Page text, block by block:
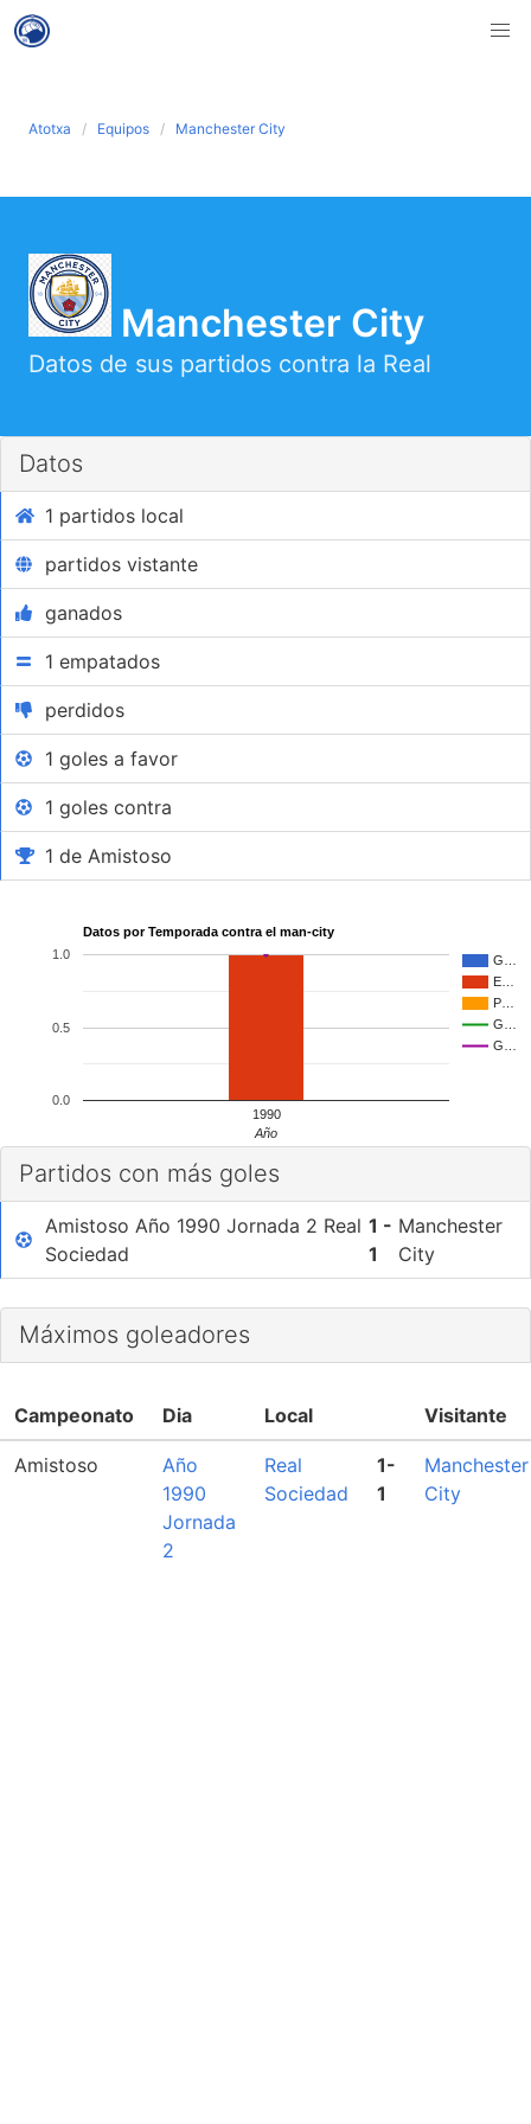
Atotxa Equipos Manchester City
Manchester City
Datos de sus partidos contra la Real
Datos
1 partidos local
partidos vistante
ganados
1 empatados
perdidos
1 goles a favor
1 goles contra
1 de Amistoso
Datos por Temporada contra el man-city
G…
E…
P…
G…
G…
1990
0.0
0.5
1.0
Año
Partidos con más goles
Amistoso Año 1990 Jornada 2 Real
Sociedad
1 -
1
Manchester
City
Máximos goleadores
Campeonato Dia Local Visitante
Amistoso
Año
1990
Jornada
2
Real
Sociedad
1-
1
Manchester
City